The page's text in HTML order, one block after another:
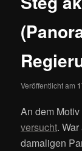
Veröffentlicht am
An dem
versucht.
damaligen